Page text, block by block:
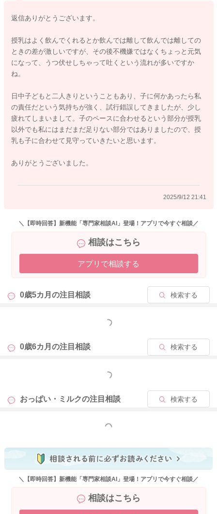
色々な考え方がありますし、直接お子さんを拝見しておりませ
くかぎりではこのままお子さんの好きなように母乳をあげるこ
とをお続けになられたらよいのではと思いました。
もちろん、ミルクを開始することも選択肢の一つではあります
が、ミルクはあげない、このままお子さんの欲しがる母乳のペ
月齢的におっしゃるように離乳食をはじめてみてそちらにシフ
トしていくこともよいように思いますが、まだお子さんとして
はご飯はいらなさそうなお気持ちのようですね。
色々なミルクの策をとってくださりましたが、こちらもお気に
いいのだと思いました。
ませんが、いまのうーさんのお子さんにとってはこれまでの母
おしっこ、うんちが出ていること、身長も頭囲もしっかり増え
生後6ヶ月、遊び飲みも増える時期ですし、そうでなくとも1回
でしょうか。授乳が終わったあとのお子さんの表情はいかがで
しょうか。
よ。
よかったら参考になさってみてくださいね。
返信ありがとうございます。
授乳はよく飲んでくれるとか飲んでは離して飲んでは離しての
ときの差が激しいですが、その後不機嫌ではなくちょっと元気
になって、うつ伏せしちゃって吐くという流れが多いですか
ね。
日中子どもと二人きりということもあり、子に何かあったら私
の責任だという気持ちが強く、試行錯誤してきましたが、少し
疲れてしまいまして。子のペースに合わせるという部分が授乳
以外でも私にはまだまだ足りない部分ではありましたので、授
乳も子に合わせて見守っていきたいと思います。
ありがとうございました。
2025/9/12 21:41
＼【即時回答】新機能「専門家相談AI」登場！アプリで今すぐ相談／
相談はこちら
アプリで相談する
0歳5カ月の注目相談 検索する
もっと見る
0歳6カ月の注目相談 検索する
もっと見る
おっぱい・ミルクの注目相談 検索する
もっと見る
＼【即時回答】新機能「専門家相談AI」登場！アプリで今すぐ相談／
相談はこちら